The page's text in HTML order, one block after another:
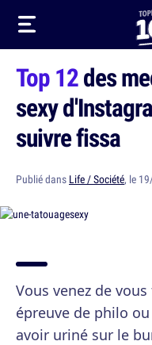
Top 12des
sexy
suivre fissa
Publié dans Life / Société, le
Vous venez de
épreuve de philo
avoir uriné sur le